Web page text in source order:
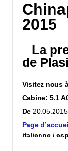
2015
La
de
Visitez nous à
Cabine: 5.1
De 20.05.2015
Page
italienne /